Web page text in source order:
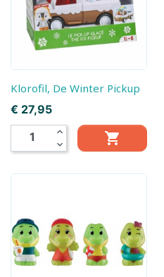
Klorofil, De Winter Pickup
Prijs
€ 27,95
expand_less
expand_more
